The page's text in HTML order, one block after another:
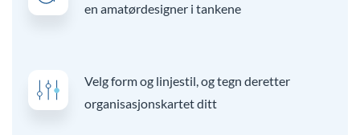
en amatørdesigner i tankene
Velg form og linjestil, og tegn deretter
organisasjonskartet ditt